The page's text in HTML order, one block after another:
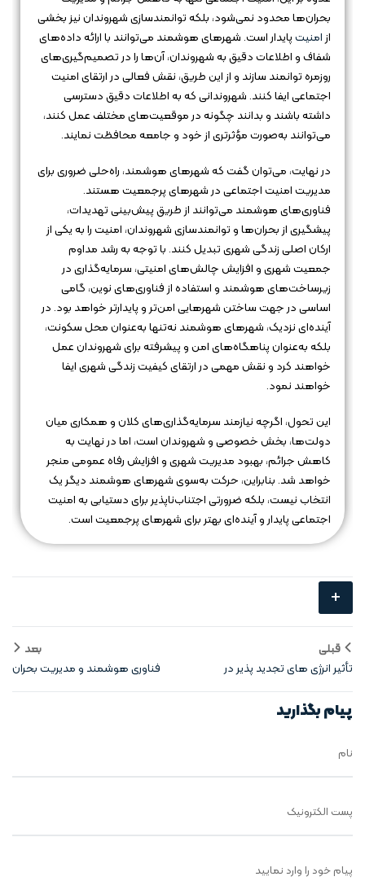
بحران‌ها محدود نمی‌شود، بلکه توانمندسازی شهروندان نیز بخشی
ازامنیتپایدار است. شهرهای هوشمند می‌توانند با ارائه داده‌های
شفاف و اطلاعات دقیق به شهروندان، آن‌ها را در تصمیم‌گیری‌های
روزمره توانمند سازند و از این طریق، نقش فعالی در ارتقای امنیت
اجتماعی ایفا کنند. شهروندانی که به اطلاعات دقیق دسترسی
داشته باشند و بدانند چگونه در موقعیت‌های مختلف عمل کنند،
می‌توانند به‌صورت مؤثرتری از خود و جامعه محافظت نمایند.
در نهایت، می‌توان گفت که شهرهای هوشمند، راه‌حلی ضروری برای
مدیریت امنیت اجتماعی در شهرهای پرجمعیت هستند.
فناوری‌های هوشمند می‌توانند از طریق پیش‌بینی تهدیدات،
پیشگیری از بحران‌ها و توانمندسازی شهروندان، امنیت را به یکی از
ارکان اصلی زندگی شهری تبدیل کنند. با توجه به رشد مداوم
جمعیت شهری و افزایش چالش‌های امنیتی، سرمایه‌گذاری در
زیرساخت‌های هوشمند و استفاده از فناوری‌های نوین، گامی
اساسی در جهت ساختن شهرهایی امن‌تر و پایدارتر خواهد بود. در
آینده‌ای نزدیک، شهرهای هوشمند نه‌تنها به‌عنوان محل سکونت،
بلکه به‌عنوان پناهگاه‌های امن و پیشرفته برای شهروندان عمل
خواهند کرد و نقش مهمی در ارتقای کیفیت زندگی شهری ایفا
خواهند نمود.
این تحول، اگرچه نیازمند سرمایه‌گذاری‌های کلان و همکاری میان
دولت‌ها، بخش خصوصی و شهروندان است، اما در نهایت به
کاهش جرائم، بهبود مدیریت شهری و افزایش رفاه عمومی منجر
خواهد شد. بنابراین، حرکت به‌سوی شهرهای هوشمند دیگر یک
انتخاب نیست، بلکه ضرورتی اجتناب‌ناپذیر برای دستیابی به امنیت
اجتماعی پایدار و آینده‌ای بهتر برای شهرهای پرجمعیت است.
+
قبلی
تأثیر انرژی‌ های تجدید پذیر در
شهرهای پرجمعیت
بعد
فناوری‌ هوشمند و مدیریت بحران
در شهرها
پیام بگذارید
نام
پست الکترونیک
پیام خود را وارد نمایید